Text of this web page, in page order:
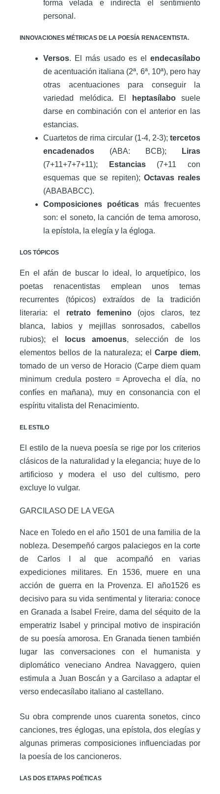
forma velada e indirecta el sentimiento
personal.
INNOVACIONES MÉTRICAS DE LA POESÍA RENACENTISTA.
Versos. El más usado es el endecasílabo
de acentuación italiana (2ª, 6ª, 10ª), pero hay
otras acentuaciones para conseguir la
variedad melódica. El
heptasílabosuele
darse en combinación con el anterior en las
estancias.
Cuartetos de rima circular (1-4, 2-3); tercetos
encadenados (ABA: BCB);
Liras
(7+11+7+7+11);
Estancias(7+11 con
esquemas que se repiten); Octavas reales
(ABABABCC).
Composiciones poéticas más frecuentes
son: el soneto, la canción de tema amoroso,
la epístola, la elegía y la égloga.
LOS TÓPICOS
En el afán de buscar lo ideal, lo arquetípico, los
poetas renacentistas emplean unos temas
recurrentes (tópicos) extraídos de la tradición
literaria: el retrato femenino (ojos claros, tez
blanca, labios y mejillas sonrosados, cabellos
rubios); el
locus amoenus, selección de los
elementos bellos de la naturaleza; elCarpe diem,
tomado de un verso de Horacio (Carpe diem quam
minimum credula postero = Aprovecha el día, no
confíes en mañana), muy en consonancia con el
espíritu vitalista del Renacimiento.
EL ESTILO
El estilo de la nueva poesía se rige por los criterios
clásicos de la naturalidad y la elegancia; huye de lo
artificioso y modera el uso del cultismo, pero
excluye lo vulgar.
GARCILASO DE LA VEGA
Nace en Toledo en el año 1501 de una familia de la
nobleza. Desempeñó cargos palaciegos en la corte
de Carlos I al que acompañó en varias
expediciones militares. En 1536, muere en una
acción de guerra en la Provenza. El año1526 es
decisivo para su vida sentimental y literaria: conoce
en Granada a Isabel Freire, dama del séquito de la
emperatriz Isabel y principal motivo de inspiración
de su poesía amorosa. En Granada tienen también
lugar las conversaciones con el humanista y
diplomático veneciano Andrea Navaggero, quien
estimula a Juan Boscán y a Garcilaso a adaptar el
verso endecasílabo italiano al castellano.
Su obra comprende unos cuarenta sonetos, cinco
canciones, tres églogas, una epístola, dos elegías y
algunas primeras composiciones influenciadas por
la poesía de los cancioneros.
LAS DOS ETAPAS POÉTICAS